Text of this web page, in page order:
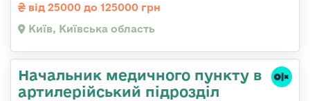
від 25000 до 125000 грн
Київ, Київська область
Начальник медичного пункту в
артилерійський підрозділ